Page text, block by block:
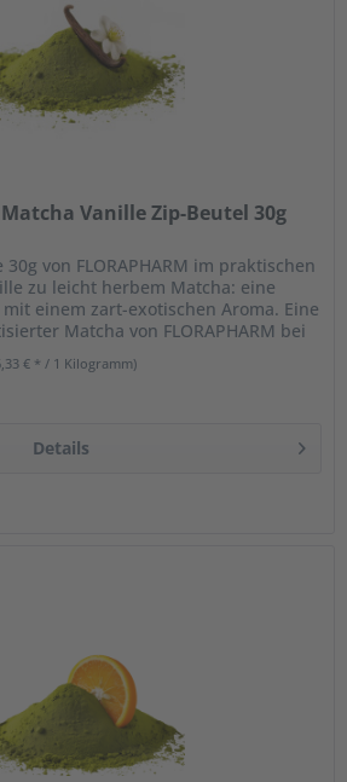
Matcha Vanille Zip-Beutel 30g
von FLORAPHARM im praktischen
zu leicht herbem Matcha: eine
einem zart-exotischen Aroma. Eine
Matcha von FLORAPHARM bei
€ * / 1 Kilogramm)
Details